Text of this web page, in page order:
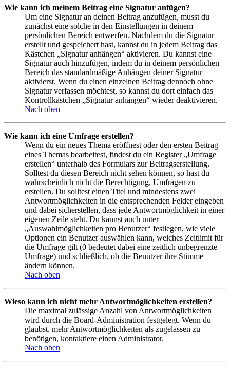
Wie kann ich meinem Beitrag eine Signatur anfügen?
Um eine Signatur an deinen Beitrag anzufügen, musst du
zunächst eine solche in den Einstellungen in deinem
persönlichen Bereich entwerfen. Nachdem du die Signatur
erstellt und gespeichert hast, kannst du in jedem Beitrag das
Kästchen „Signatur anhängen“ aktivieren. Du kannst eine
Signatur auch hinzufügen, indem du in deinem persönlichen
Bereich das standardmäßige Anhängen deiner Signatur
aktivierst. Wenn du einen einzelnen Beitrag dennoch ohne
Signatur verfassen möchtest, so kannst du dort einfach das
Kontrollkästchen „Signatur anhängen“ wieder deaktivieren.
Nach oben
Wie kann ich eine Umfrage erstellen?
Wenn du ein neues Thema eröffnest oder den ersten Beitrag
eines Themas bearbeitest, findest du ein Register „Umfrage
erstellen“ unterhalb des Formulars zur Beitragserstellung.
Solltest du diesen Bereich nicht sehen können, so hast du
wahrscheinlich nicht die Berechtigung, Umfragen zu
erstellen. Du solltest einen Titel und mindestens zwei
Antwortmöglichkeiten in die entsprechenden Felder eingeben
und dabei sicherstellen, dass jede Antwortmöglichkeit in einer
eigenen Zeile steht. Du kannst auch unter
„Auswahlmöglichkeiten pro Benutzer“ festlegen, wie viele
Optionen ein Benutzer auswählen kann, welches Zeitlimit für
die Umfrage gilt (0 bedeutet dabei eine zeitlich unbegrenzte
Umfrage) und schließlich, ob die Benutzer ihre Stimme
ändern können.
Nach oben
Wieso kann ich nicht mehr Antwortmöglichkeiten erstellen?
Die maximal zulässige Anzahl von Antwortmöglichkeiten
wird durch die Board-Administration festgelegt. Wenn du
glaubst, mehr Antwortmöglichkeiten als zugelassen zu
benötigen, kontaktiere einen Administrator.
Nach oben